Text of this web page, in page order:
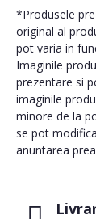
*Produsele
original al
pot varia in
Imaginile
prezentare si
imaginile
minore de la
se pot
anuntarea